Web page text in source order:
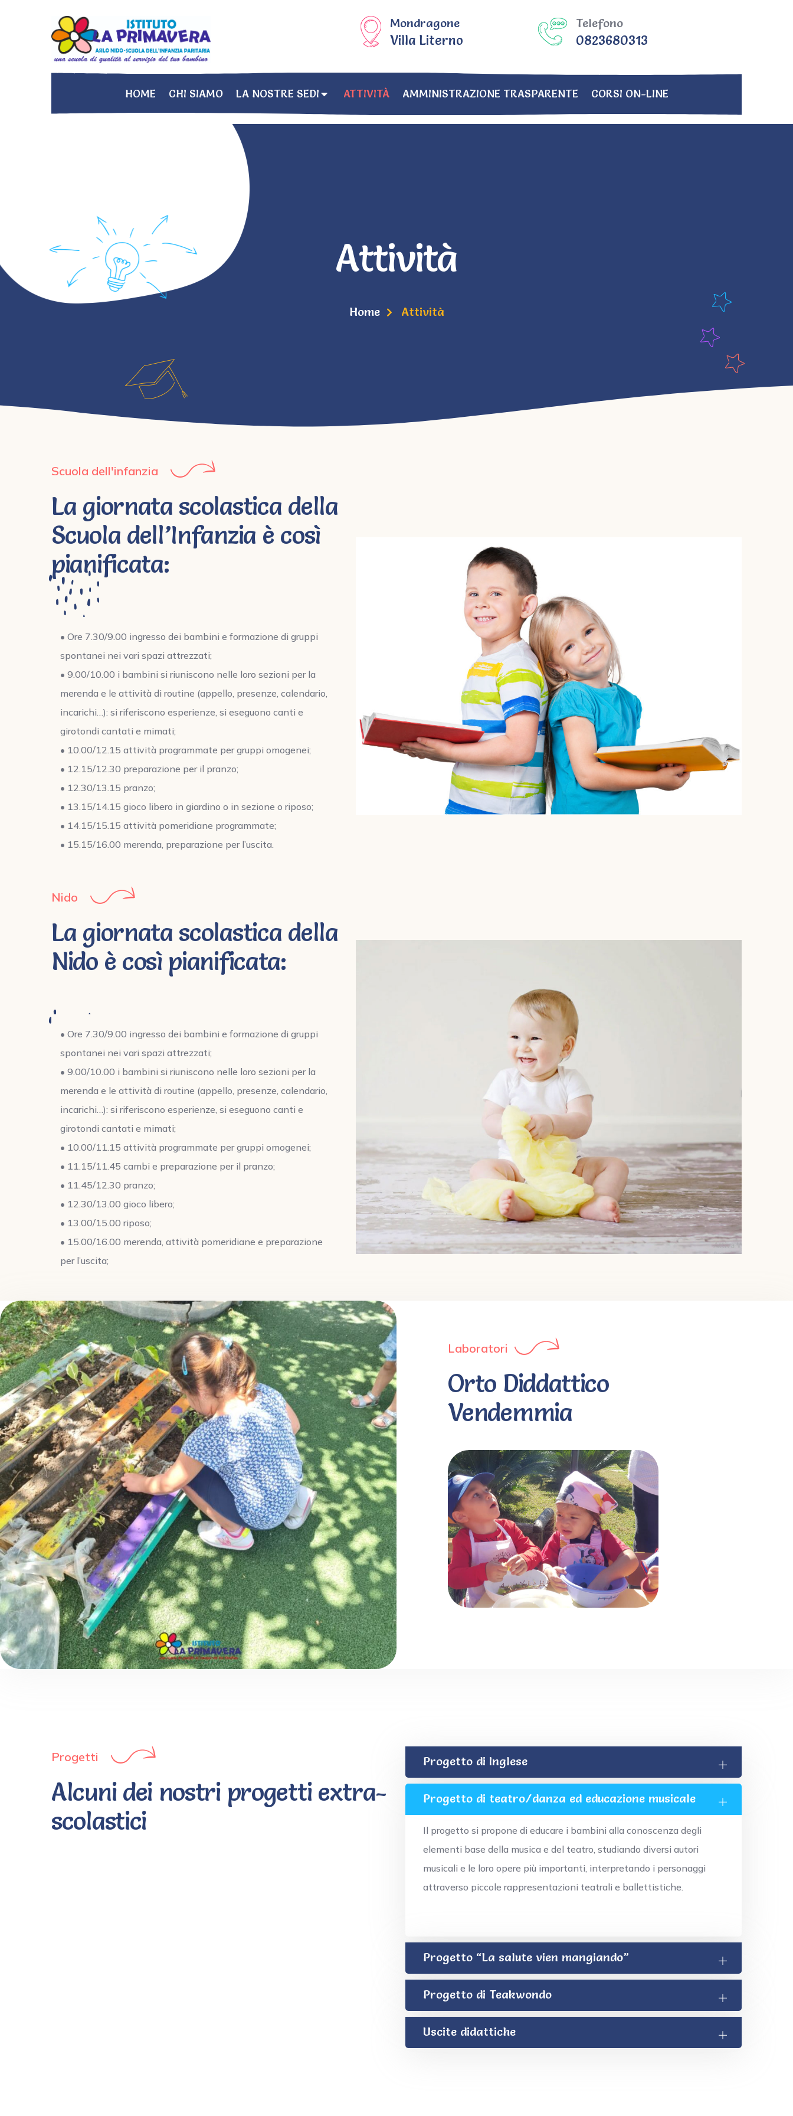
Mondragone
Villa Literno
Telefono
0823680313
HOME CHI SIAMO LA NOSTRE SEDI ATTIVITÀ AMMINISTRAZIONE TRASPARENTE CORSI ON-LINE
Attività
Home Attività
Scuola dell'infanzia
La giornata scolastica della
Scuola dell’Infanzia è così
pianificata:
• Ore 7.30/9.00 ingresso dei bambini e formazione di gruppi
spontanei nei vari spazi attrezzati;
• 9.00/10.00 i bambini si riuniscono nelle loro sezioni per la
merenda e le attività di routine (appello, presenze, calendario,
incarichi…): si riferiscono esperienze, si eseguono canti e
girotondi cantati e mimati;
• 10.00/12.15 attività programmate per gruppi omogenei;
• 12.15/12.30 preparazione per il pranzo;
• 12.30/13.15 pranzo;
• 13.15/14.15 gioco libero in giardino o in sezione o riposo;
• 14.15/15.15 attività pomeridiane programmate;
• 15.15/16.00 merenda, preparazione per l’uscita.
Nido
La giornata scolastica della
Nido è così pianificata:
• Ore 7.30/9.00 ingresso dei bambini e formazione di gruppi
spontanei nei vari spazi attrezzati;
• 9.00/10.00 i bambini si riuniscono nelle loro sezioni per la
merenda e le attività di routine (appello, presenze, calendario,
incarichi…): si riferiscono esperienze, si eseguono canti e
girotondi cantati e mimati;
• 10.00/11.15 attività programmate per gruppi omogenei;
• 11.15/11.45 cambi e preparazione per il pranzo;
• 11.45/12.30 pranzo;
• 12.30/13.00 gioco libero;
• 13.00/15.00 riposo;
• 15.00/16.00 merenda, attività pomeridiane e preparazione
per l’uscita;
Laboratori
Orto Diddattico
Vendemmia
Progetti
Alcuni dei nostri progetti extra-
scolastici
Progetto di Inglese
Progetto di teatro/danza ed educazione musicale
Il progetto si propone di educare i bambini alla conoscenza degli
elementi base della musica e del teatro, studiando diversi autori
musicali e le loro opere più importanti, interpretando i personaggi
attraverso piccole rappresentazioni teatrali e ballettistiche.
Progetto “La salute vien mangiando”
Progetto di Teakwondo
Uscite didattiche